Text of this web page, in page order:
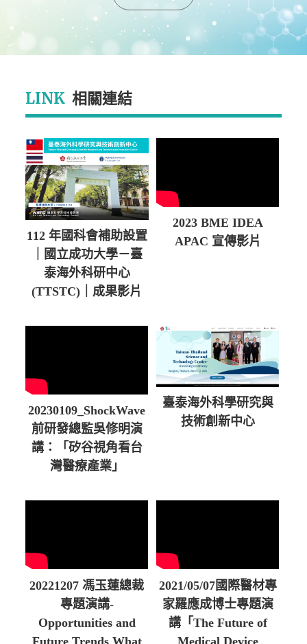
LINK 相關連結
112 年國科會補助設置
｜國立成功大學－臺
泰海外科研中心
(TTSTC)｜成果影片
2023 BME IDEA
APAC 宣傳影片
20230109_ShockWave
前研發總監吳修明演
講：「矽谷視角看台
灣醫療產業」
臺泰海外科學研究與
技術創新中心
20221207 馮玉蓮總裁
專題演講-
Opportunities and
Future Trends What
2021/05/07國際醫材專
家羅應成博士專題演
講「The Future of
Medical Device